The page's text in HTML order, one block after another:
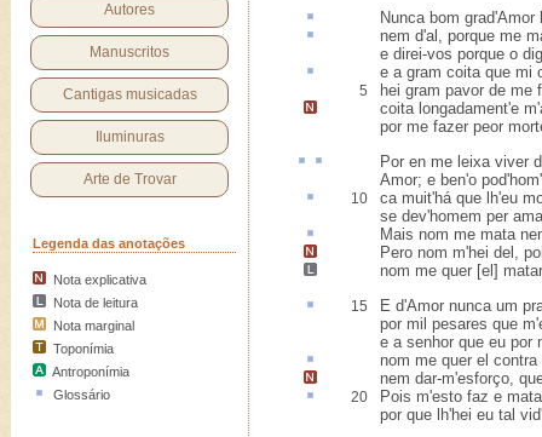
Autores
Manuscritos
Cantigas musicadas
Iluminuras
Arte de Trovar
Legenda das anotações
Nota explicativa
Nota de leitura
Nota marginal
Toponímia
Antroponímia
Glossário
Nunca bom grad'Amor
nem d'al , porque me
e direi-vos porque o
e a gram coitaque mi
5
hei gram pavor de me
coita longadament'e
por me fazer peor
Por en me leixa viver
Amor; e ben'o
10 camuit'há que lh'eu
se dev'homem per
Mais nom me mata
Pero nom m'hei del,
nom me quer [el]
15
E d'Amor nunca um
por mil pesares que
e a senhor que eu por
nom me quer el contra
nem dar-m'esforço,
20 Pois m'esto faz e
por que lh'hei eu tal